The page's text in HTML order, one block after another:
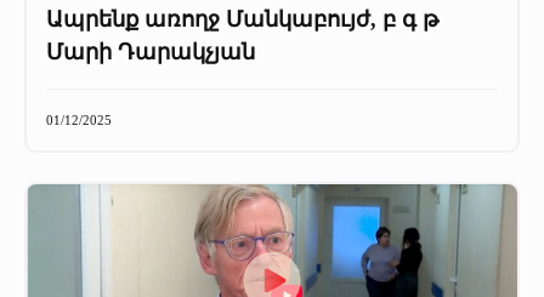
Ապրենք առողջ Մանկաբույժ, բ գ թ
Մարի Դարակչյան
01/12/2025